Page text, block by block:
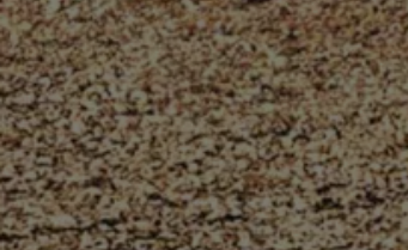
Volkswagen Apps, Login und
Handy und Fahrzeug verbinden
Updates für Software, Karten
Über Ihr Auto
Vorgängermodelle
Kundeninformationen
Volkswagen Kundenbetreuung
Warn- und Kontrollleuchten
Assistenzsysteme
Digitale Betriebsanleitung
Live Beratung
Magazin